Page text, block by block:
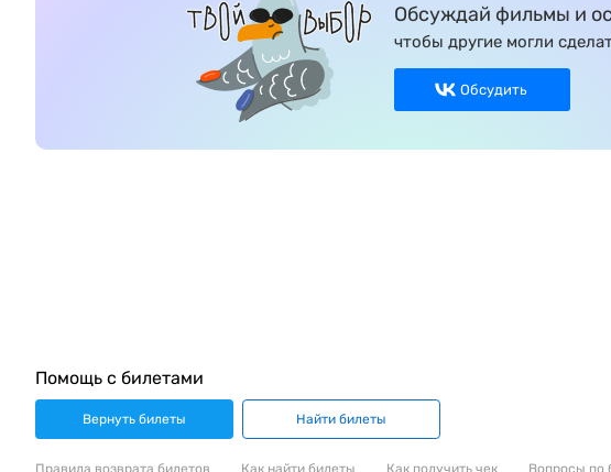
Обсуждай фильмы и
чтобы другие могли
Обсудить
Помощь с билетами
Вернуть билеты Найти билеты
Правила возврата билетов Как найти билеты Как получить чек Вопросы по